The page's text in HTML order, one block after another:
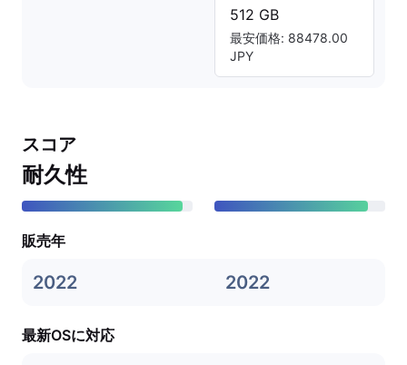
512 GB
最安価格: 88478.00
JPY
スコア
耐久性
販売年
2022 2022
最新OSに対応